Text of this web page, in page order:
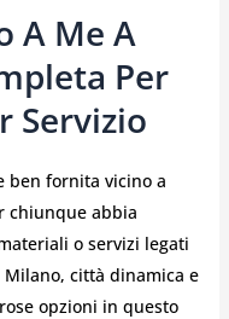
A Me A
Per
Servizio
ben fornita vicino a
chiunque abbia
o servizi legati
città dinamica e
opzioni in questo